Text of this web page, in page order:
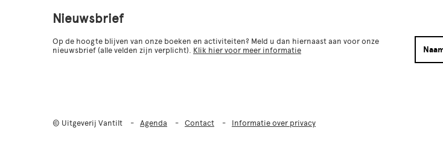
Nieuwsbrief
Op de hoogte blijven van onze boeken en activiteiten? Meld u dan hiernaast aan voor onze
nieuwsbrief (alle velden zijn verplicht). Klik hier voor meer informatie
© Uitgeverij Vantilt Agenda Contact Informatie over privacy